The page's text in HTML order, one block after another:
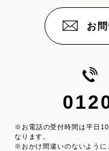
お
※お電話の受付時間は平日
なります。
※おかけ間違いのないように